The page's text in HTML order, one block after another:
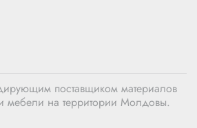
поставщиком материалов
мебели на территории Молдовы.